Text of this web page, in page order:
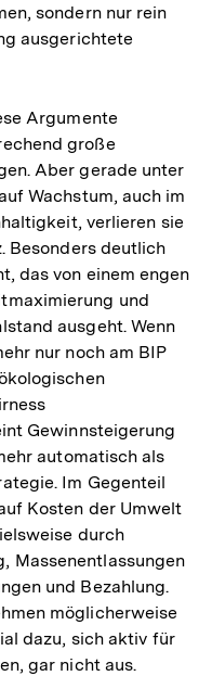
sondern nur rein
ausgerichtete
Argumente
große
Aber gerade unter
Wachstum, auch im
verlieren sie
Besonders deutlich
das von einem engen
und
ausgeht. Wenn
nur noch am BIP
Gewinnsteigerung
automatisch als
Im Gegenteil
Kosten der Umwelt
durch
Massenentlassungen
und Bezahlung.
möglicherweise
dazu, sich aktiv für
gar nicht aus.